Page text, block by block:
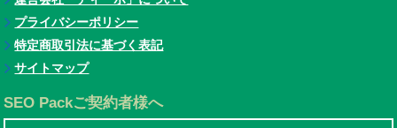
プライバシーポリシー
特定商取引法に基づく表記
サイトマップ
SEO Packご契約者様へ